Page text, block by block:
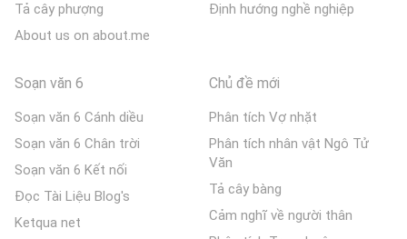
Tả cây phượng
About us on about.me
Định hướng nghề nghiệp
Soạn văn 6
Soạn văn 6 Cánh diều
Soạn văn 6 Chân trời
Soạn văn 6 Kết nối
Đọc Tài Liệu Blog's
Ketqua net
Chủ đề mới
Phân tích Vợ nhặt
Phân tích nhân vật Ngô Tử
Văn
Tả cây bàng
Cảm nghĩ về người thân